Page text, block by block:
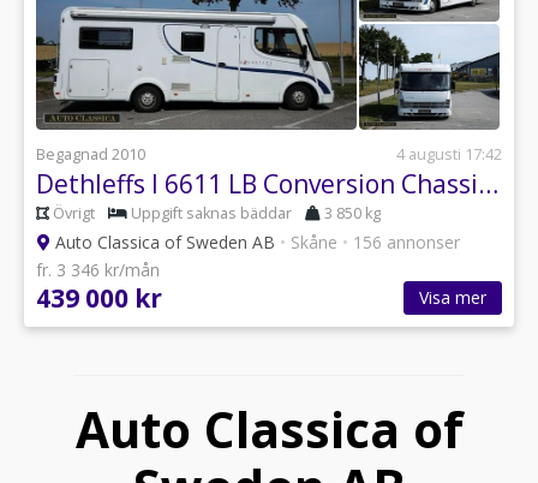
Begagnad 2010 4 augusti 17:42
Dethleffs I 6611 LB Conversion Chassi Platform 2.3 Multijet
Övrigt Uppgift saknas bäddar 3 850 kg
Auto Classica of Sweden AB • Skåne • 156 annonser
fr. 3 346 kr/mån
439 000 kr Visa mer
Auto Classica of